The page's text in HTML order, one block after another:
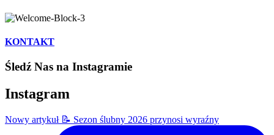
KONTAKT
Śledź Nas na Instagramie
Instagram
Nowy artykuł 📝 Sezon ślubny 2026 przynosi wyraźny